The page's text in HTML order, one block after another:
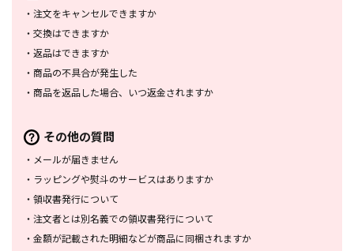
・ 注文をキャンセルできますか
・ 交換はできますか
・ 返品はできますか
・ 商品の不具合が発生した
・ 商品を返品した場合、 いつ返金されますか
その他の質問
・ メールが届きません
・ ラッピングや熨斗のサービスはありますか
・ 領収書発行について
・ 注文者とは別名義での領収書発行について
・ 金額が記載された明細などが商品に同梱されますか